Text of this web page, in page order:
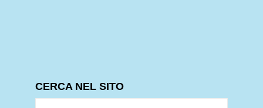
CERCA NEL SITO